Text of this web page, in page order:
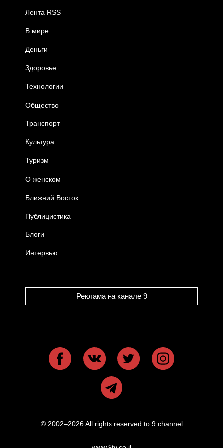
Лента RSS
В мире
Деньги
Здоровье
Технологии
Общество
Транспорт
Культура
Туризм
О женском
Ближний Восток
Публицистика
Блоги
Интервью
Реклама на канале 9
© 2002–2026 All rights reserved to 9 channel